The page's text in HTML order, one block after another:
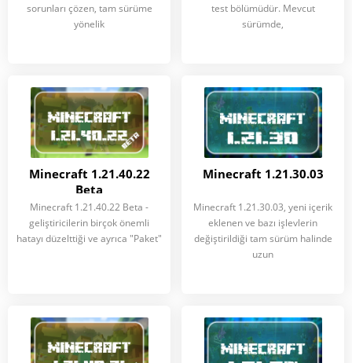
sorunları çözen, tam sürüme
yönelik
test bölümüdür. Mevcut
sürümde,
Minecraft 1.21.40.22
Beta
Minecraft 1.21.40.22 Beta -
geliştiricilerin birçok önemli
hatayı düzelttiği ve ayrıca "Paket"
Minecraft 1.21.30.03
Minecraft 1.21.30.03, yeni içerik
eklenen ve bazı işlevlerin
değiştirildiği tam sürüm halinde
uzun